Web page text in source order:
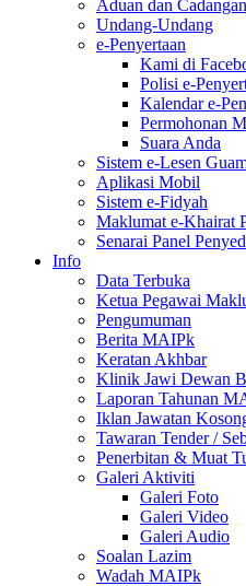
Aduan dan Cadangan
Undang-Undang
e-Penyertaan
Kami di
Polisi e-
Kalendar e-
Permohonan
Suara Anda
Sistem e-Lesen
Aplikasi Mobil
Sistem e-Fidyah
Maklumat e-Khairat
Senarai Panel
Info
Data Terbuka
Ketua Pegawai
Pengumuman
Berita MAIPk
Keratan Akhbar
Klinik Jawi Dewan
Laporan Tahunan
Iklan Jawatan
Tawaran Tender /
Penerbitan & Muat
Galeri Aktiviti
Galeri Foto
Galeri Video
Galeri Audio
Soalan Lazim
Wadah MAIPk